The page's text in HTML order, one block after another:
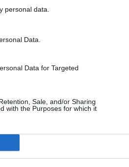
personal data.
Data.
Data for Targeted
Sale, and/or Sharing
with the Purposes for which it
Δεν συμφέρει